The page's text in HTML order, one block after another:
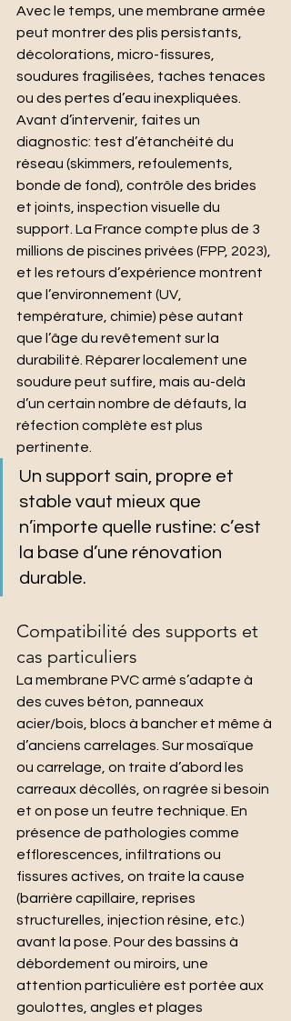
Avec le temps, une membrane armée
peut montrer des plis persistants,
décolorations, micro-fissures,
soudures fragilisées, taches tenaces
ou des pertes d’eau inexpliquées.
Avant d’intervenir, faites un
diagnostic: test d’étanchéité du
réseau (skimmers, refoulements,
bonde de fond), contrôle des brides
et joints, inspection visuelle du
support. La France compte plus de 3
millions de piscines privées (FPP, 2023),
et les retours d’expérience montrent
que l’environnement (UV,
température, chimie) pèse autant
que l’âge du revêtement sur la
durabilité. Réparer localement une
soudure peut suffire, mais au-delà
d’un certain nombre de défauts, la
réfection complète est plus
pertinente.
Un support sain, propre et
stable vaut mieux que
n’importe quelle rustine: c’est
la base d’une rénovation
durable.
Compatibilité des supports et
cas particuliers
La membrane PVC armé s’adapte à
des cuves béton, panneaux
acier/bois, blocs à bancher et même à
d’anciens carrelages. Sur mosaïque
ou carrelage, on traite d’abord les
carreaux décollés, on ragrée si besoin
et on pose un feutre technique. En
présence de pathologies comme
efflorescences, infiltrations ou
fissures actives, on traite la cause
(barrière capillaire, reprises
structurelles, injection résine, etc.)
avant la pose. Pour des bassins à
débordement ou miroirs, une
attention particulière est portée aux
goulottes, angles et plages